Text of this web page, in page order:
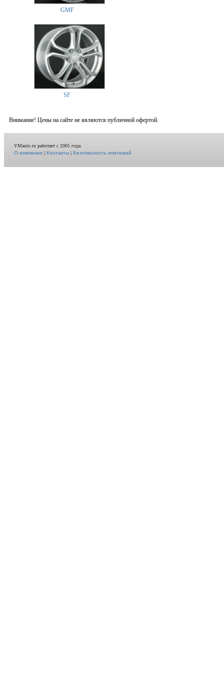
GMF
SF
Внимание! Цены на сайте не являются публичной офертой.
VMauto.ru работает с 2005 года.
О компании|Контакты|Безопасность платежей